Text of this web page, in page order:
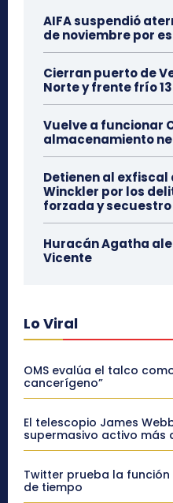
AIFA suspendió
de noviembre por
Cierran puerto de
Norte y frente frío 13
Vuelve a funcionar
almacenamiento
Detienen al
Winckler por los
forzada y secuestro
Huracán Agatha
Vicente
Lo Viral
OMS evalúa el talco
cancerígeno”
El telescopio James
supermasivo activo más
Twitter prueba la
de tiempo